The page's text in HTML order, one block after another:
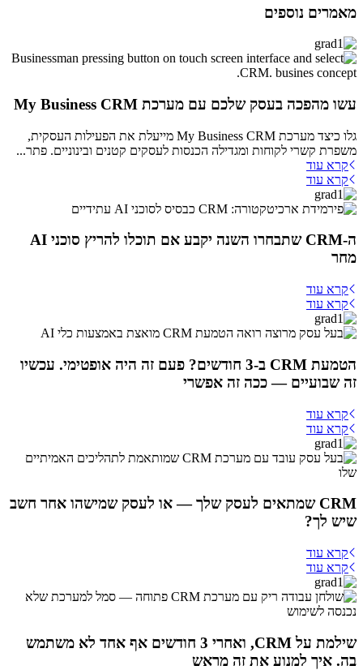
מאמרים נוספים
עשו מהפכה בעסק שלכם עם מערכת My Business CRM
גלו כיצד מערכת My Business CRM מייעלת את הפעילות העסקית,
משפרת קשרי לקוחות ומגדילה הכנסות לעסקים קטנים ובינוניים. פתר...
קרא עוד
קרא עוד
ה-CRM שתבחרו השנה יקבע אם תוכלו להריץ סוכני AI
מחר
קרא עוד
קרא עוד
הטמעת CRM ב-3 חודשים? פעם זה היה אופטימי. עכשיו
זה שבועיים — ככה זה אפשרי
קרא עוד
קרא עוד
CRM שמתאים לעסק שלך — או לעסק שמישהו אחר חשב
שיש לך?
קרא עוד
קרא עוד
שילמת על CRM, ואחרי 3 חודשים אף אחד לא משתמש
בה. איך למנוע את זה מראש